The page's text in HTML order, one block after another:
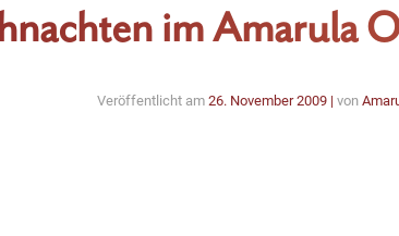
im Amarula
Veröffentlicht am 26. November 2009 | von